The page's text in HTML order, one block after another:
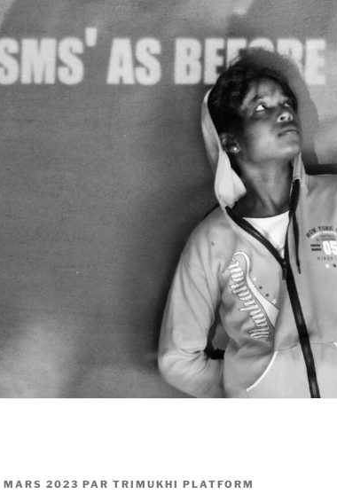
PUBLIÉ
MARS 2023 PAR TRIMUKHI PLATFORM